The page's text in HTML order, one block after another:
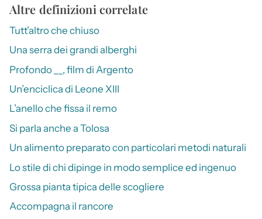
Altre definizioni correlate
Tutt’altro che chiuso
Una serra dei grandi alberghi
Profondo __, film di Argento
Un’enciclica di Leone XIII
L’anello che fissa il remo
Si parla anche a Tolosa
Un alimento preparato con particolari metodi naturali
Lo stile di chi dipinge in modo semplice ed ingenuo
Grossa pianta tipica delle scogliere
Accompagna il rancore